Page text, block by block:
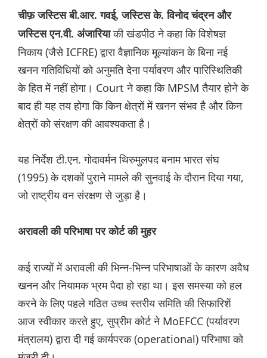
चीफ़ जस्टिस बी.आर. गवई, जस्टिस के. विनोद चंद्रन और
जस्टिस एन.वी. अंजारियाकी खंडपीठ ने कहा कि विशेषज्ञ
निकाय (जैसे ICFRE) द्वारा वैज्ञानिक मूल्यांकन के बिना नई
खनन गतिविधियों को अनुमति देना पर्यावरण और पारिस्थितिकी
के हित में नहीं होगा। Court ने कहा कि MPSM तैयार होने के
बाद ही यह तय होगा कि किन क्षेत्रों में खनन संभव है और किन
क्षेत्रों को संरक्षण की आवश्यकता है।
यह निर्देश टी.एन. गोदावर्मन थिरुमुलपद बनाम भारत संघ
(1995) के दशकों पुराने मामले की सुनवाई के दौरान दिया गया,
जो राष्ट्रीय वन संरक्षण से जुड़ा है।
अरावली की परिभाषा पर कोर्ट की मुहर
कई राज्यों में अरावली की भिन्न-भिन्न परिभाषाओं के कारण अवैध
खनन और नियामक भ्रम पैदा हो रहा था। इस समस्या को हल
करने के लिए पहले गठित उच्च स्तरीय समिति की सिफारिशें
आज स्वीकार करते हुए, सुप्रीम कोर्ट ने MoEFCC (पर्यावरण
मंत्रालय) द्वारा दी गई कार्यपरक (operational) परिभाषा को